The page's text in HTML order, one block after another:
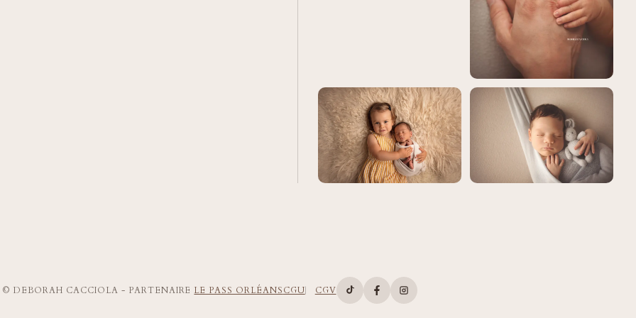
DEBORAH CACCIOLA - PARTENAIRE LE PASS ORLÉANSCGU CGV Compte TikTok de Deborah Cacciola
Page Facebook de Deborah Cacciola
Compte Instagram de Deborah Cacciola